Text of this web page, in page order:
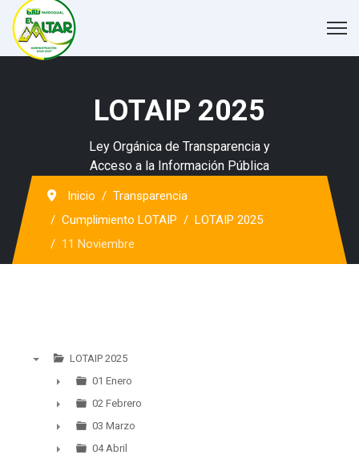
LOTAIP 2025
Ley Orgánica de Transparencia y
Acceso a la Información Pública
Inicio
Transparencia
Cumplimiento LOTAIP
LOTAIP 2025
11 Noviembre
LOTAIP 2025
►
01 Enero
►
02 Febrero
►
03 Marzo
04 Abril